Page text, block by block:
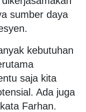
sumber daya
kebutuhan
saja kita
Ada juga
Farhan.